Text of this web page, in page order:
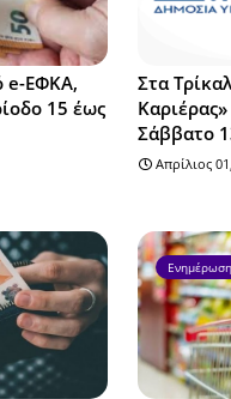
e-ΕΦΚΑ,
15 έως
Στα
Σάββατο
Απρίλιος
Ενημέρωση